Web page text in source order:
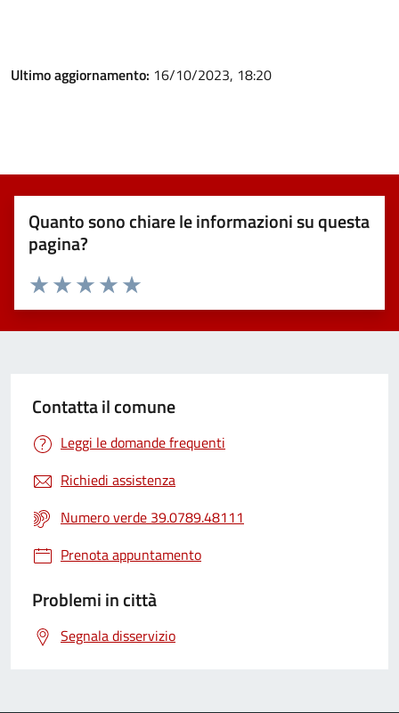
Ultimo aggiornamento: 16/10/2023, 18:20
Quanto sono chiare le informazioni su questa
pagina?
Valuta 5 stelle su 5
Valuta 4 stelle su 5
Valuta 3 stelle su 5
Valuta 2 stelle su 5
Valuta 1 stelle su 5
Contatta il comune
Leggi le domande frequenti
Richiedi assistenza
Numero verde 39.0789.48111
Prenota appuntamento
Problemi in città
Segnala disservizio